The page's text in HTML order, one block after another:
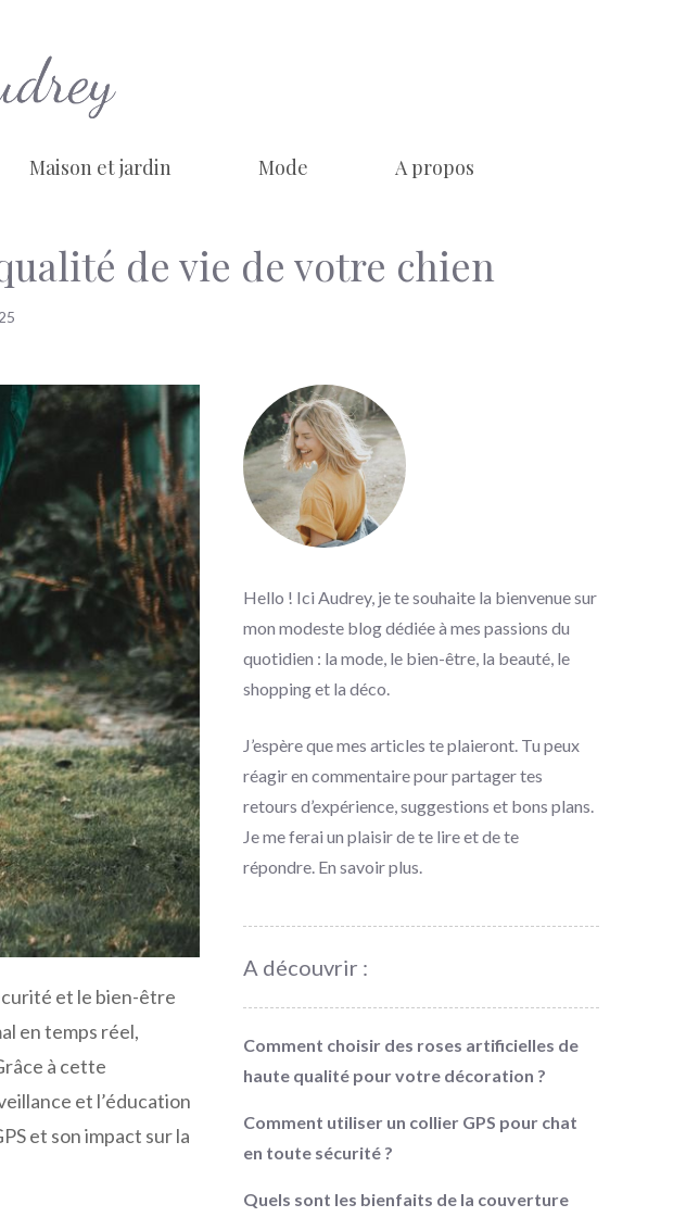
Maison et jardin Mode A propos
de vie de votre chien
et le bien-être
en temps réel,
à cette
et l’éducation
et son impact sur la
Hello ! Ici Audrey, je te souhaite la bienvenue sur
mon modeste blog dédiée à mes passions du
quotidien : la mode, le bien-être, la beauté, le
shopping et la déco.
J’espère que mes articles te plaieront. Tu peux
réagir en commentaire pour partager tes
retours d’expérience, suggestions et bons plans.
Je me ferai un plaisir de te lire et de te
répondre. En savoir plus
A découvrir :
Comment choisir des roses artificielles de
haute qualité pour votre décoration ?
Comment utiliser un collier GPS pour chat
en toute sécurité ?
Quels sont les bienfaits de la couverture